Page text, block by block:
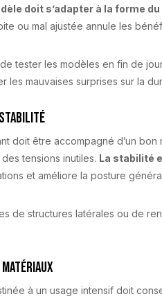
doit s’adapter à la forme
ou mal ajustée annule les
tester les modèles en fin de
les mauvaises surprises sur la
stabilité
doit être accompagné d’un
tensions inutiles. La stabilité
et améliore la posture
de structures latérales ou de
à un usage intensif doit